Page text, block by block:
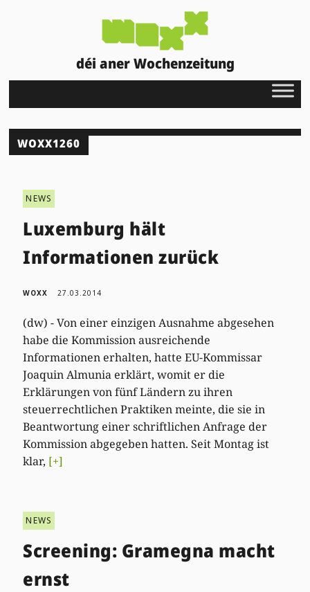
déi aner Wochenzeitung
WOXX1260
NEWS
Luxemburg hält
Informationen zurück
WOXX 27.03.2014
(dw) - Von einer einzigen Ausnahme abgesehen
habe die Kommission ausreichende
Informationen erhalten, hatte EU-Kommissar
Joaquin Almunia erklärt, womit er die
Erklärungen von fünf Ländern zu ihren
steuerrechtlichen Praktiken meinte, die sie in
Beantwortung einer schriftlichen Anfrage der
Kommission abgegeben hatten. Seit Montag ist
klar, [+]
NEWS
Screening: Gramegna macht
ernst